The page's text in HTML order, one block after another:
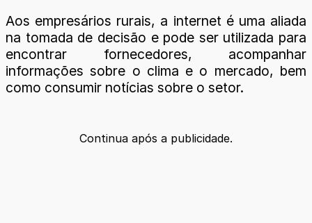
Aos empresários rurais, a internet é uma aliada
na tomada de decisão e pode ser utilizada para
encontrar fornecedores, acompanhar
informações sobre o clima e o mercado, bem
como consumir notícias sobre o setor.
Continua após a publicidade.